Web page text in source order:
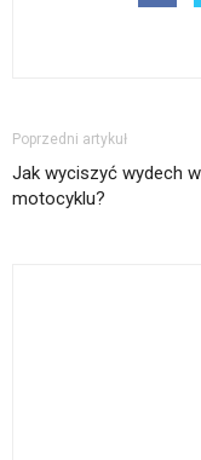
Poprzedni artykuł
Jak wyciszyć wydech w
motocyklu?